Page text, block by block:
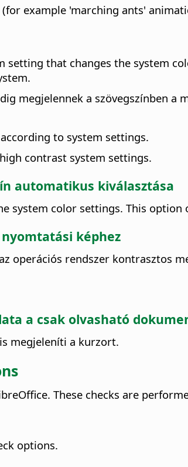
example 'marching ants'
that changes the system
megjelennek a szövegszínben
to system settings.
contrast system settings.
automatikus kiválasztása
system color settings. This option
képhez
operációs rendszer kontrasztos
a csak olvasható
megjeleníti a kurzort.
These checks are
options.